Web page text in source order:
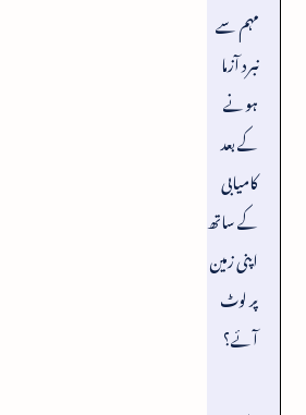
مہم سے
نبرد آزما
ہونے
کے بعد
کامیابی
کے ساتھ
اپنی زمین
پر لوٹ
آئے؟